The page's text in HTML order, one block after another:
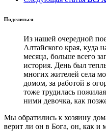
Поделиться
Из нашей очередной
Алтайского края, куда
месяца, больше всего
история. День был
многих жителей села
домом, за работой в
тоже трудилась
ними девочка, как
Мы обратились к хозяину
верит ли он в Бога, он, как